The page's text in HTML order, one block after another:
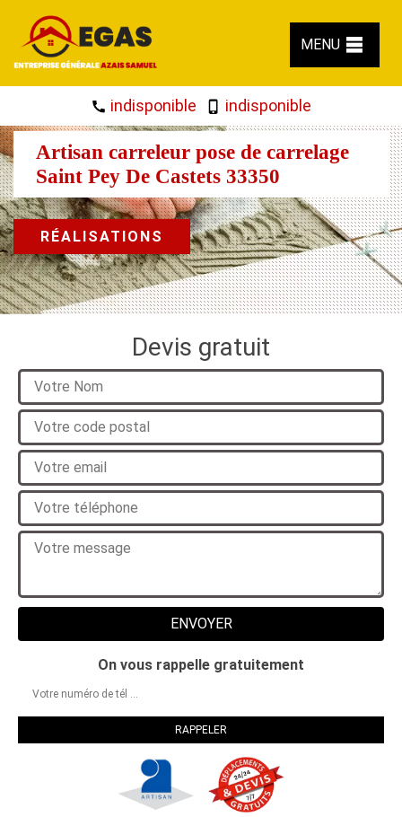
MENU
indisponible indisponible
Artisan carreleur pose de carrelage
Saint Pey De Castets 33350
RÉALISATIONS
Devis gratuit
On vous rappelle gratuitement